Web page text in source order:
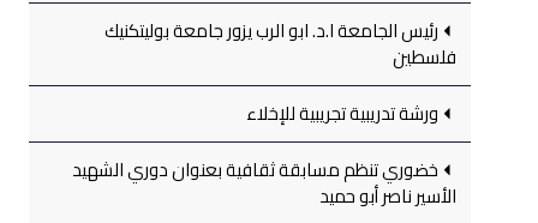
رئيس الجامعة ا.د. ابو الرب يزور جامعة بوليتكنيك
فلسطين
ورشة تدريبية تجريبية للإخلاء
خضوري تنظم مسابقة ثقافية بعنوان دوري الشهيد
الأسير ناصر أبو حميد